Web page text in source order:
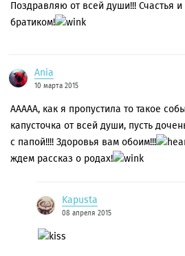
Поздравляю от всей души!!! Счастья
братиком!
Ania
10 марта 2015
ААААА, как я пропустила то такое
капусточка от всей души, пусть
с папой!!!! Здоровья вам обоим!!!
ждем рассказ о родах!
Kapusta
08 апреля 2015